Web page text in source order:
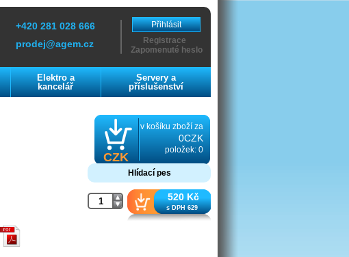
+420 281 028 666
prodej@agem.cz
Přihlásit
Registrace
Zapomenuté heslo
Elektro a
kancelář
Servery a
příslušenství
CZK
v košíku zboží za
0CZK
položek: 0
Hlídací pes
520 Kč
s DPH 629